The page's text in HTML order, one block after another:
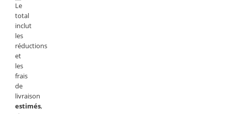
Le
total
inclut
les
réductions
et
les
frais
de
livraison
estimés,